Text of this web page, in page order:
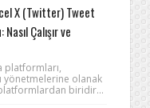
X (Twitter) Tweet
Çalışır ve
platformları,
yönetmelerine olanak
biridir...